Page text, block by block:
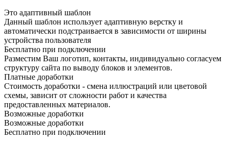
Это адаптивный шаблон
Данный шаблон использует адаптивную верстку и
автоматически подстраивается в зависимости от ширины
устройства пользователя
Бесплатно при подключении
Разместим Ваш логотип, контакты, индивидуально согласуем
структуру сайта по выводу блоков и элементов.
Платные доработки
Стоимость доработки - смена иллюстраций или цветовой
схемы, зависит от сложности работ и качества
предоставленных материалов.
Возможные доработки
Возможные доработки
Бесплатно при подключении